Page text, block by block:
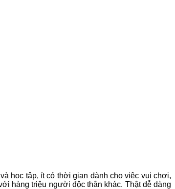
học tập, ít có thời gian dành cho việc vui chơi,
hàng triệu người độc thân khác. Thật dễ dàng